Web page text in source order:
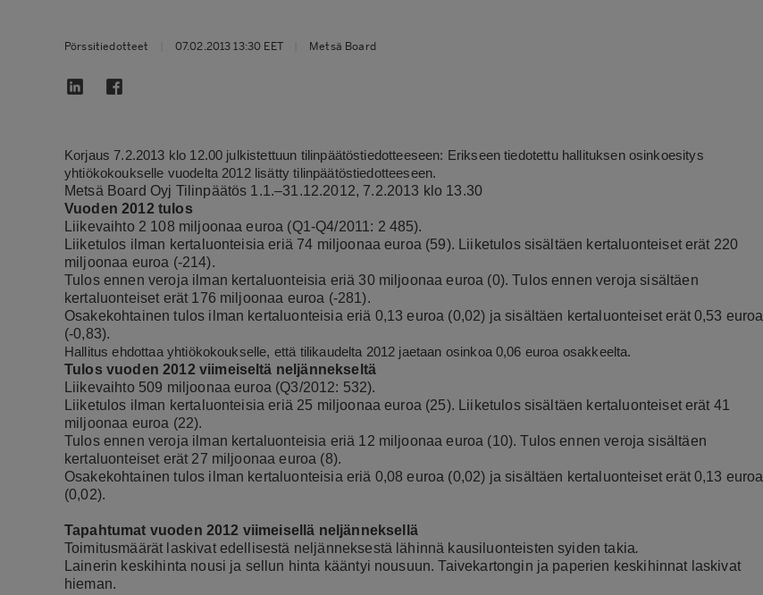
Pörssitiedotteet 07.02.2013 13:30 EET Metsä Board
Korjaus7.2.2013 klo 12.00 julkistettuun tilinpäätöstiedotteeseen: Erikseen tiedotettu hallituksen osinkoesitys
yhtiökokoukselle vuodelta 2012 lisätty tilinpäätöstiedotteeseen.
Metsä Board Oyj Tilinpäätös 1.1.–31.12.2012, 7.2.2013 klo 13.30
Vuoden 2012 tulos
Liikevaihto 2 108 miljoonaa euroa (Q1-Q4/2011: 2 485).
Liiketulos ilman kertaluonteisia eriä 74 miljoonaa euroa (59). Liiketulos sisältäen kertaluonteiset erät 220
miljoonaa euroa (-214).
Tulos ennen veroja ilman kertaluonteisia eriä 30 miljoonaa euroa (0). Tulos ennen veroja sisältäen
kertaluonteiset erät 176 miljoonaa euroa (-281).
Osakekohtainen tulos ilman kertaluonteisia eriä 0,13 euroa (0,02) ja sisältäen kertaluonteiset erät 0,53 euroa
(-0,83).
Hallitus ehdottaa yhtiökokoukselle, että tilikaudelta 2012 jaetaan osinkoa 0,06 euroa osakkeelta.
Tulos vuoden 2012 viimeiseltä neljännekseltä
Liikevaihto 509 miljoonaa euroa (Q3/2012: 532).
Liiketulos ilman kertaluonteisia eriä 25 miljoonaa euroa (25). Liiketulos sisältäen kertaluonteiset erät 41
miljoonaa euroa (22).
Tulos ennen veroja ilman kertaluonteisia eriä 12 miljoonaa euroa (10). Tulos ennen veroja sisältäen
kertaluonteiset erät 27 miljoonaa euroa (8).
Osakekohtainen tulos ilman kertaluonteisia eriä 0,08 euroa (0,02) ja sisältäen kertaluonteiset erät 0,13 euroa
(0,02).
Tapahtumat vuoden 2012 viimeisellä neljänneksellä
Toimitusmäärät laskivat edellisestä neljänneksestä lähinnä kausiluonteisten syiden takia.
Lainerin keskihinta nousi ja sellun hinta kääntyi nousuun. Taivekartongin ja paperien keskihinnat laskivat
hieman.